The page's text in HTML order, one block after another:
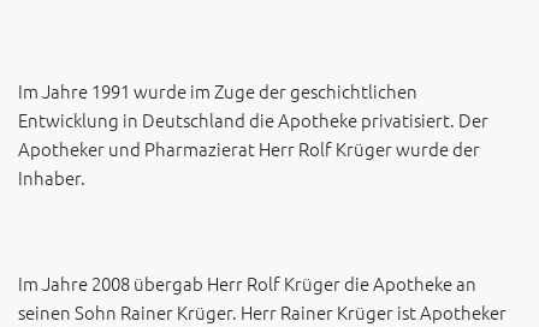
Im Jahre 1991 wurde im Zuge der geschichtlichen
Entwicklung in Deutschland die Apotheke privatisiert. Der
Apotheker und Pharmazierat Herr Rolf Krüger wurde der
Inhaber.
Im Jahre 2008 übergab Herr Rolf Krüger die Apotheke an
seinen Sohn Rainer Krüger. Herr Rainer Krüger ist Apotheker